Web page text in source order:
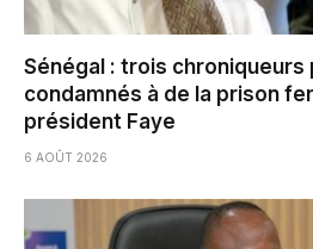
Sénégal : trois chroniqueurs
condamnés à de la prison
président Faye
6 AOÛT 2026